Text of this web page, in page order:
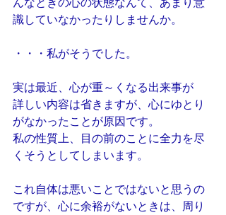
んなときの心の状態なんて、あまり意
識していなかったりしませんか。
・・・私がそうでした。
実は最近、心が重～くなる出来事が
詳しい内容は省きますが、心にゆとり
がなかったことが原因です。
私の性質上、目の前のことに全力を尽
くそうとしてしまいます。
これ自体は悪いことではないと思うの
ですが、心に余裕がないときは、周り